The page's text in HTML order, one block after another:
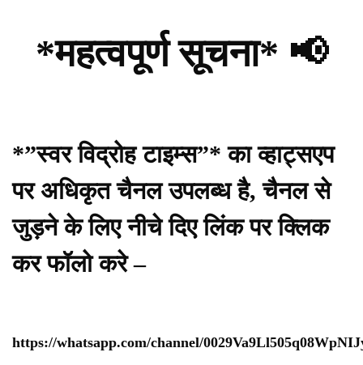
*महत्वपूर्ण सूचना* 📢
*”स्वर विद्रोह टाइम्स”* का व्हाट्सएप
पर अधिकृत चैनल उपलब्ध है, चैनल से
जुड़ने के लिए नीचे दिए लिंक पर क्लिक
कर फॉलो करे –
https://whatsapp.com/channel/